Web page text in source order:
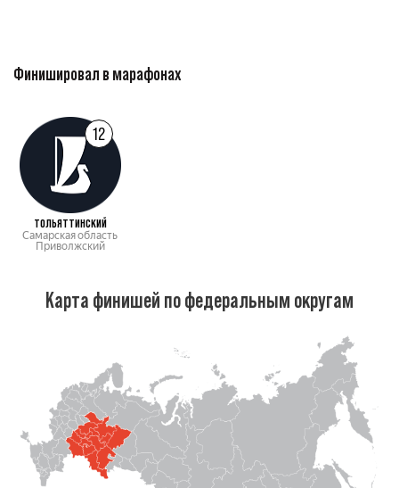
Финишировал в марафонах
12
ТОЛЬЯТТИНСКИЙ
Самарская область
Приволжский
Карта финишей по федеральным округам